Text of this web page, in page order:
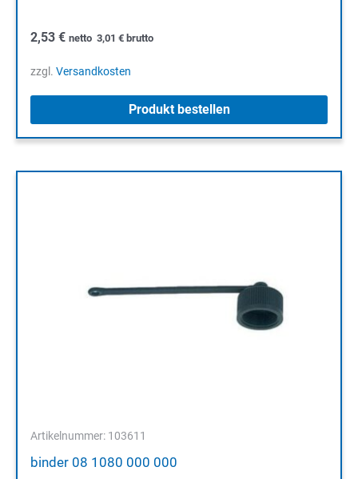
2,53 € netto 3,01 € brutto
zzgl. Versandkosten
Produkt bestellen
Artikelnummer: 103611
binder 08 1080 000 000